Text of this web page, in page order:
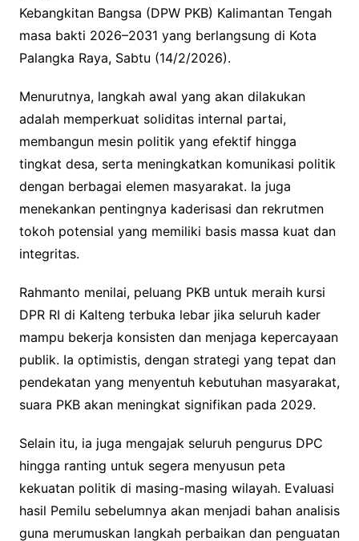
Kebangkitan Bangsa (DPW PKB) Kalimantan Tengah
masa bakti 2026–2031 yang berlangsung di Kota
Palangka Raya, Sabtu (14/2/2026).
Menurutnya, langkah awal yang akan dilakukan
adalah memperkuat soliditas internal partai,
membangun mesin politik yang efektif hingga
tingkat desa, serta meningkatkan komunikasi politik
dengan berbagai elemen masyarakat. Ia juga
menekankan pentingnya kaderisasi dan rekrutmen
tokoh potensial yang memiliki basis massa kuat dan
integritas.
Rahmanto menilai, peluang PKB untuk meraih kursi
DPR RI di Kalteng terbuka lebar jika seluruh kader
mampu bekerja konsisten dan menjaga kepercayaan
publik. Ia optimistis, dengan strategi yang tepat dan
pendekatan yang menyentuh kebutuhan masyarakat,
suara PKB akan meningkat signifikan pada 2029.
Selain itu, ia juga mengajak seluruh pengurus DPC
hingga ranting untuk segera menyusun peta
kekuatan politik di masing-masing wilayah. Evaluasi
hasil Pemilu sebelumnya akan menjadi bahan analisis
guna merumuskan langkah perbaikan dan penguatan